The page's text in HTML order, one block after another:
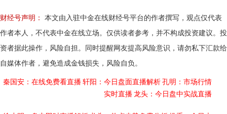
财经号声明：
本文由入驻中金在线财经号平台的作者撰写，观点仅代表
作者本人，不代表中金在线立场。仅供读者参考，并不构成投资建议。投
资者据此操作，风险自担。同时提醒网友提高风险意识，请勿私下汇款给
自媒体作者，避免造成金钱损失，风险自负。
秦国安：在线免费看直播 轩阳：今日盘面直播解析 孔明：市场行情
实时直播 龙头：今日盘中实战直播